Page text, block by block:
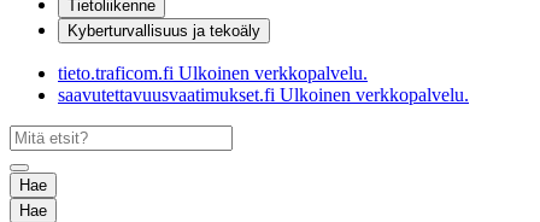
Tietoliikenne
Kyberturvallisuus ja tekoäly
tieto.traficom.fi Ulkoinen verkkopalvelu.
saavutettavuusvaatimukset.fi Ulkoinen verkkopalvelu.
Hae
Hae